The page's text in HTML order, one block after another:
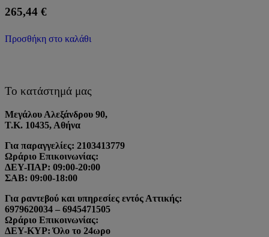
265,44 €
Προσθήκη στο καλάθι
Το κατάστημά μας
Μεγάλου Αλεξάνδρου 90,
Τ.Κ. 10435, Αθήνα
Για παραγγελίες: 2103413779
Ωράριο Επικοινωνίας:
ΔΕΥ-ΠΑΡ: 09:00-20:00
ΣΑΒ: 09:00-18:00
Για ραντεβού και υπηρεσίες εντός Αττικής:
6979620034 – 6945471505
Ωράριο Επικοινωνίας:
ΔΕΥ-ΚΥΡ: Όλο το 24ωρο